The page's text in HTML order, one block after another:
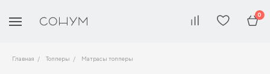
0
Главная Топперы Матрасы топперы